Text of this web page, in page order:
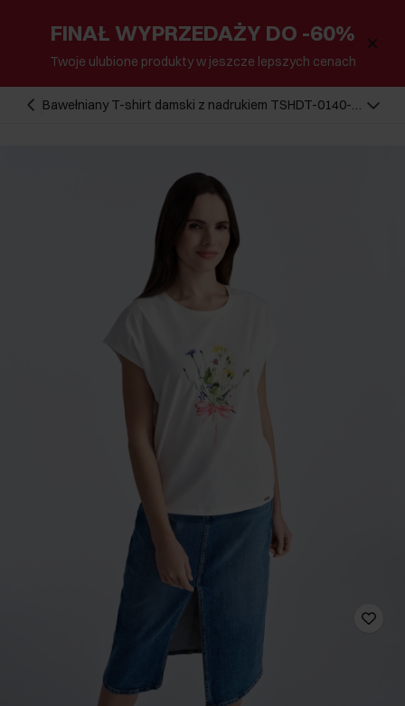
FINAŁ WYPRZEDAŻY DO -60%
Twoje ulubione produkty w jeszcze lepszych cenach
Bawełniany T-shirt damski z nadrukiem TSHDT-0140-